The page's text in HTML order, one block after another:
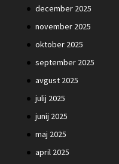
december 2025
november 2025
oktober 2025
september 2025
avgust 2025
julij 2025
junij 2025
maj 2025
april 2025